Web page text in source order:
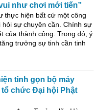
như chơi mới tiến”
thực hiện bất cứ một công
hỏi sự chuyên cần. Chính sự
của thành công. Trong đó, ý
trưởng sự tinh cần tinh
tinh gọn bộ máy
chức Đại hội Phật